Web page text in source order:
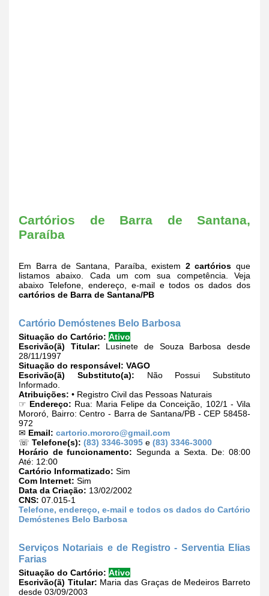
Cartórios de Barra de Santana,
Paraíba
Em Barra de Santana, Paraíba, existem 2 cartórios que
listamos abaixo. Cada um com sua competência. Veja
abaixo Telefone, endereço, e-mail e todos os dados dos
cartórios de Barra de Santana/PB
Cartório Demóstenes Belo Barbosa
Situação do Cartório: Ativo
Escrivão(ã) Titular: Lusinete de Souza Barbosa desde
28/11/1997
Situação do responsável: VAGO
Escrivão(ã) Substituto(a): Não Possui Substituto
Informado.
Atribuições: • Registro Civil das Pessoas Naturais
☞ Endereço: Rua: Maria Felipe da Conceição, 102/1 - Vila
Mororó, Bairro: Centro - Barra de Santana/PB - CEP 58458-
972
✉ Email: cartorio.mororo@gmail.com
☏ Telefone(s): (83) 3346-3095 e (83) 3346-3000
Horário de funcionamento: Segunda a Sexta. De: 08:00
Até: 12:00
Cartório Informatizado: Sim
Com Internet: Sim
Data da Criação: 13/02/2002
CNS: 07.015-1
Telefone, endereço, e-mail e todos os dados do Cartório
Demóstenes Belo Barbosa
Serviços Notariais e de Registro - Serventia Elias
Farias
Situação do Cartório: Ativo
Escrivão(ã) Titular: Maria das Graças de Medeiros Barreto
desde 03/09/2003